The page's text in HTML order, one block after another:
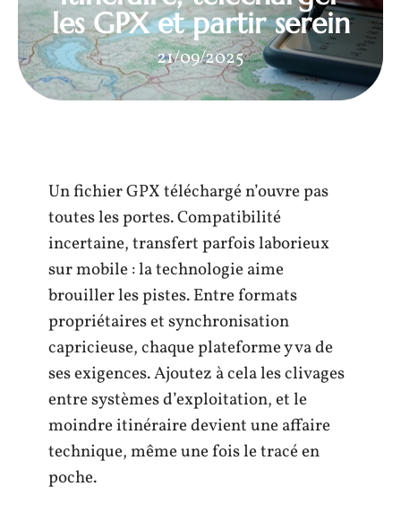
les GPX et partir serein
21/09/2025
Un fichier GPX téléchargé n’ouvre pas
toutes les portes. Compatibilité
incertaine, transfert parfois laborieux
sur mobile : la technologie aime
brouiller les pistes. Entre formats
propriétaires et synchronisation
capricieuse, chaque plateforme y va de
ses exigences. Ajoutez à cela les clivages
entre systèmes d’exploitation, et le
moindre itinéraire devient une affaire
technique, même une fois le tracé en
poche.